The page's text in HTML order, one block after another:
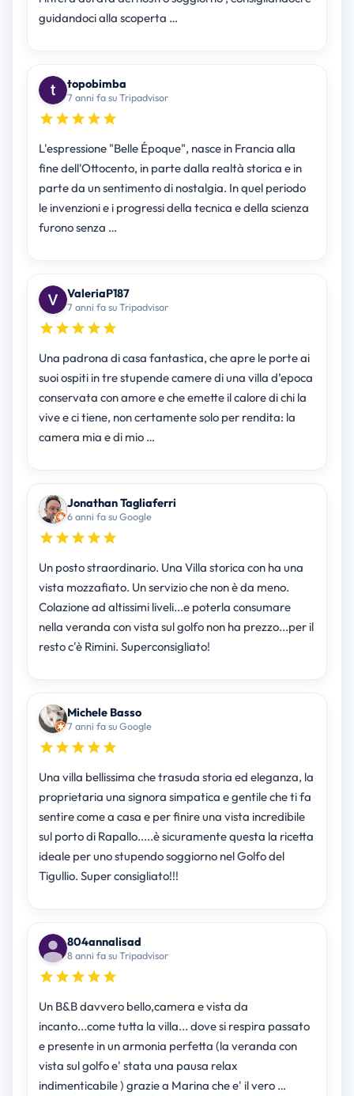
guidandoci alla scoperta …
topobimba
7 anni fa su Tripadvisor
L'espressione "Belle Époque", nasce in Francia alla
fine dell'Ottocento, in parte dalla realtà storica e in
parte da un sentimento di nostalgia. In quel periodo
le invenzioni e i progressi della tecnica e della scienza
furono senza …
ValeriaP187
7 anni fa su Tripadvisor
Una padrona di casa fantastica, che apre le porte ai
suoi ospiti in tre stupende camere di una villa d’epoca
conservata con amore e che emette il calore di chi la
vive e ci tiene, non certamente solo per rendita: la
camera mia e di mio …
Jonathan Tagliaferri
6 anni fa su Google
Un posto straordinario. Una Villa storica con ha una
vista mozzafiato. Un servizio che non è da meno.
Colazione ad altissimi liveli...e poterla consumare
nella veranda con vista sul golfo non ha prezzo...per il
resto c'è Rimini. Superconsigliato!
Michele Basso
7 anni fa su Google
Una villa bellissima che trasuda storia ed eleganza, la
proprietaria una signora simpatica e gentile che ti fa
sentire come a casa e per finire una vista incredibile
sul porto di Rapallo.....è sicuramente questa la ricetta
ideale per uno stupendo soggiorno nel Golfo del
Tigullio. Super consigliato!!!
804annalisad
8 anni fa su Tripadvisor
Un B&B davvero bello,camera e vista da
incanto...come tutta la villa... dove si respira passato
e presente in un armonia perfetta (la veranda con
vista sul golfo e' stata una pausa relax
indimenticabile ) grazie a Marina che e' il vero …